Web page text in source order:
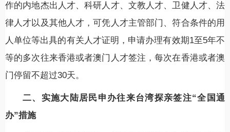
作的内地杰出人才、科研人才、文教人才、卫健人才、法
律人才以及其他人才，可凭人才主管部门、符合条件的用
人单位等出具的有关人才证明，申请办理有效期1至5年不
等的多次往来香港或者澳门人才签注，每次在香港或者澳
门停留不超过30天。
二、实施大陆居民申办往来台湾探亲签注“全国通
办”措施